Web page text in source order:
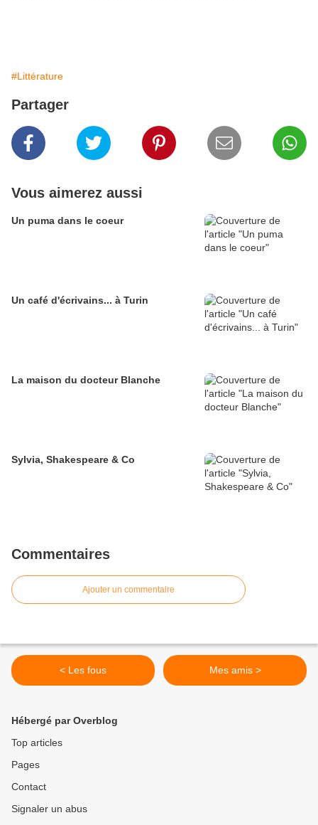
#Littérature
Partager
Vous aimerez aussi
Un puma dans le coeur
Un café d'écrivains... à Turin
La maison du docteur Blanche
Sylvia, Shakespeare & Co
Commentaires
Ajouter un commentaire
< Les fous Mes amis >
Hébergé par Overblog
Top articles
Pages
Contact
Signaler un abus